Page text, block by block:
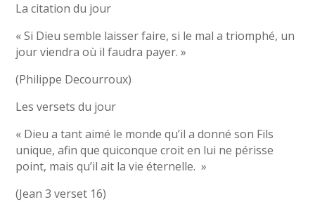
La citation du jour
« Si Dieu semble laisser faire, si le mal a triomphé, un
jour viendra où il faudra payer. »
(Philippe Decourroux)
Les versets du jour
« Dieu a tant aimé le monde qu’il a donné son Fils
unique, afin que quiconque croit en lui ne périsse
point, mais qu’il ait la vie éternelle. »
(Jean 3 verset 16)